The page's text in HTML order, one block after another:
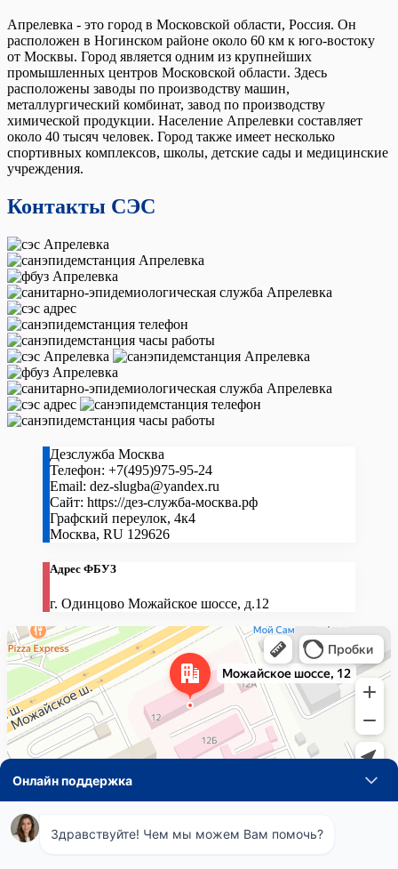
Апрелевка - это город в Московской области, Россия. Он
расположен в Ногинском районе около 60 км к юго-востоку
от Москвы. Город является одним из крупнейших
промышленных центров Московской области. Здесь
расположены заводы по производству машин,
металлургический комбинат, завод по производству
химической продукции. Население Апрелевки составляет
около 40 тысяч человек. Город также имеет несколько
спортивных комплексов, школы, детские сады и медицинские
учреждения.
Контакты СЭС
Дезслужба Москва
Телефон: +7(495)975-95-24
Email: dez-slugba@yandex.ru
Сайт: https://дез-служба-москва.рф
Графский переулок, 4к4
Москва, RU 129626
Адрес ФБУЗ
г. Одинцово Можайское шоссе, д.12
Навигация
по
Понедельник
08:00 - 21:00
Вторник